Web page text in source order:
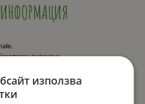
ИНФОРМАЦИЯ
силикон;
болките в периода на растеж на
месеца;
използва